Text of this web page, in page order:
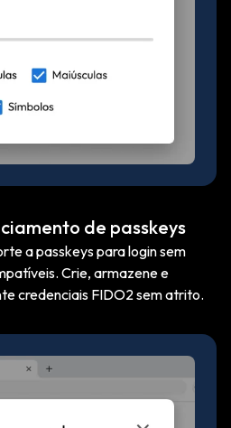
de passkeys
a passkeys para login sem
Crie, armazene e
credenciais FIDO2 sem atrito.